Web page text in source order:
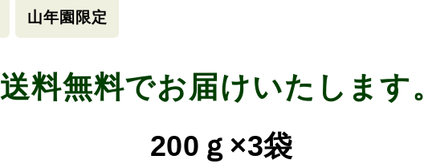
山年園限定
送料無料でお届けいたします。
200ｇ×3袋